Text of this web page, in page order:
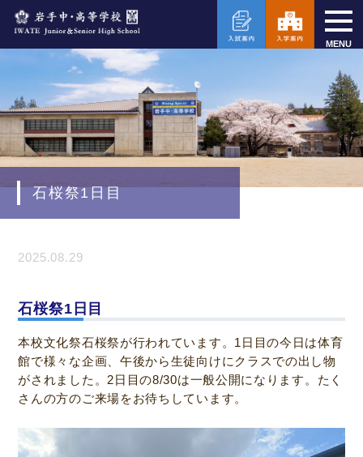
MENU
石桜祭1日目
2025.08.29
石桜祭1日目
本校文化祭石桜祭が行われています。1日目の今日は体育
館で様々な企画、午後から生徒向けにクラスでの出し物
がされました。2日目の8/30は一般公開になります。たく
さんの方のご来場をお待ちしています。